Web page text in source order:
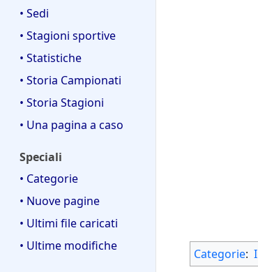
• Sedi
• Stagioni sportive
• Statistiche
• Storia Campionati
• Storia Stagioni
• Una pagina a caso
Speciali
• Categorie
• Nuove pagine
• Ultimi file caricati
• Ultime modifiche
Categorie: